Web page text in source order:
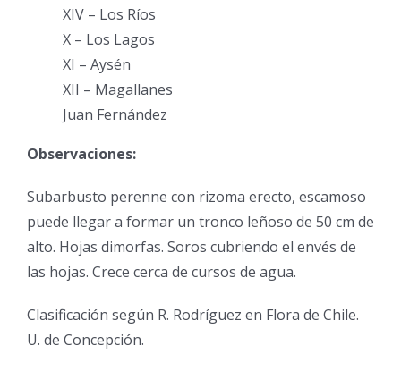
XIV – Los Ríos
X – Los Lagos
XI – Aysén
XII – Magallanes
Juan Fernández
Observaciones:
Subarbusto perenne con rizoma erecto, escamoso
puede llegar a formar un tronco leñoso de 50 cm de
alto. Hojas dimorfas. Soros cubriendo el envés de
las hojas. Crece cerca de cursos de agua.
Clasificación según R. Rodríguez en Flora de Chile.
U. de Concepción.